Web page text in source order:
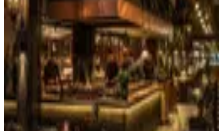
Devren Restorant
Merkezefendi, Yenişehir Mahallesi
801 m²
Düz Giriş (Zemin) 06.06.2026
23.500.000 ₺
YATIRIMLÜXSedat Yüreci
Ara